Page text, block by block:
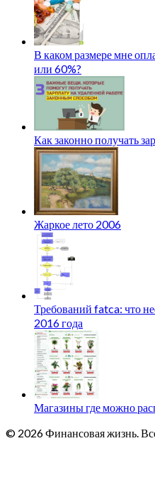
В каком размере мне
или 60%?
Как законно получать
Жаркое лето 2006
Требований fatca: что
2016 года
Магазины где можно
© 2026 Финансовая жизнь.